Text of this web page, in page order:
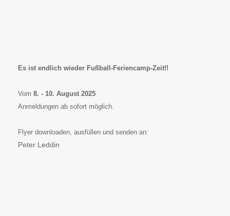
Es ist endlich wieder Fußball-Feriencamp-Zeit!!
Vom 8. - 10. August 2025
Anmeldungen ab sofort möglich.
Flyer downloaden, ausfüllen und senden an:
Peter Leddin